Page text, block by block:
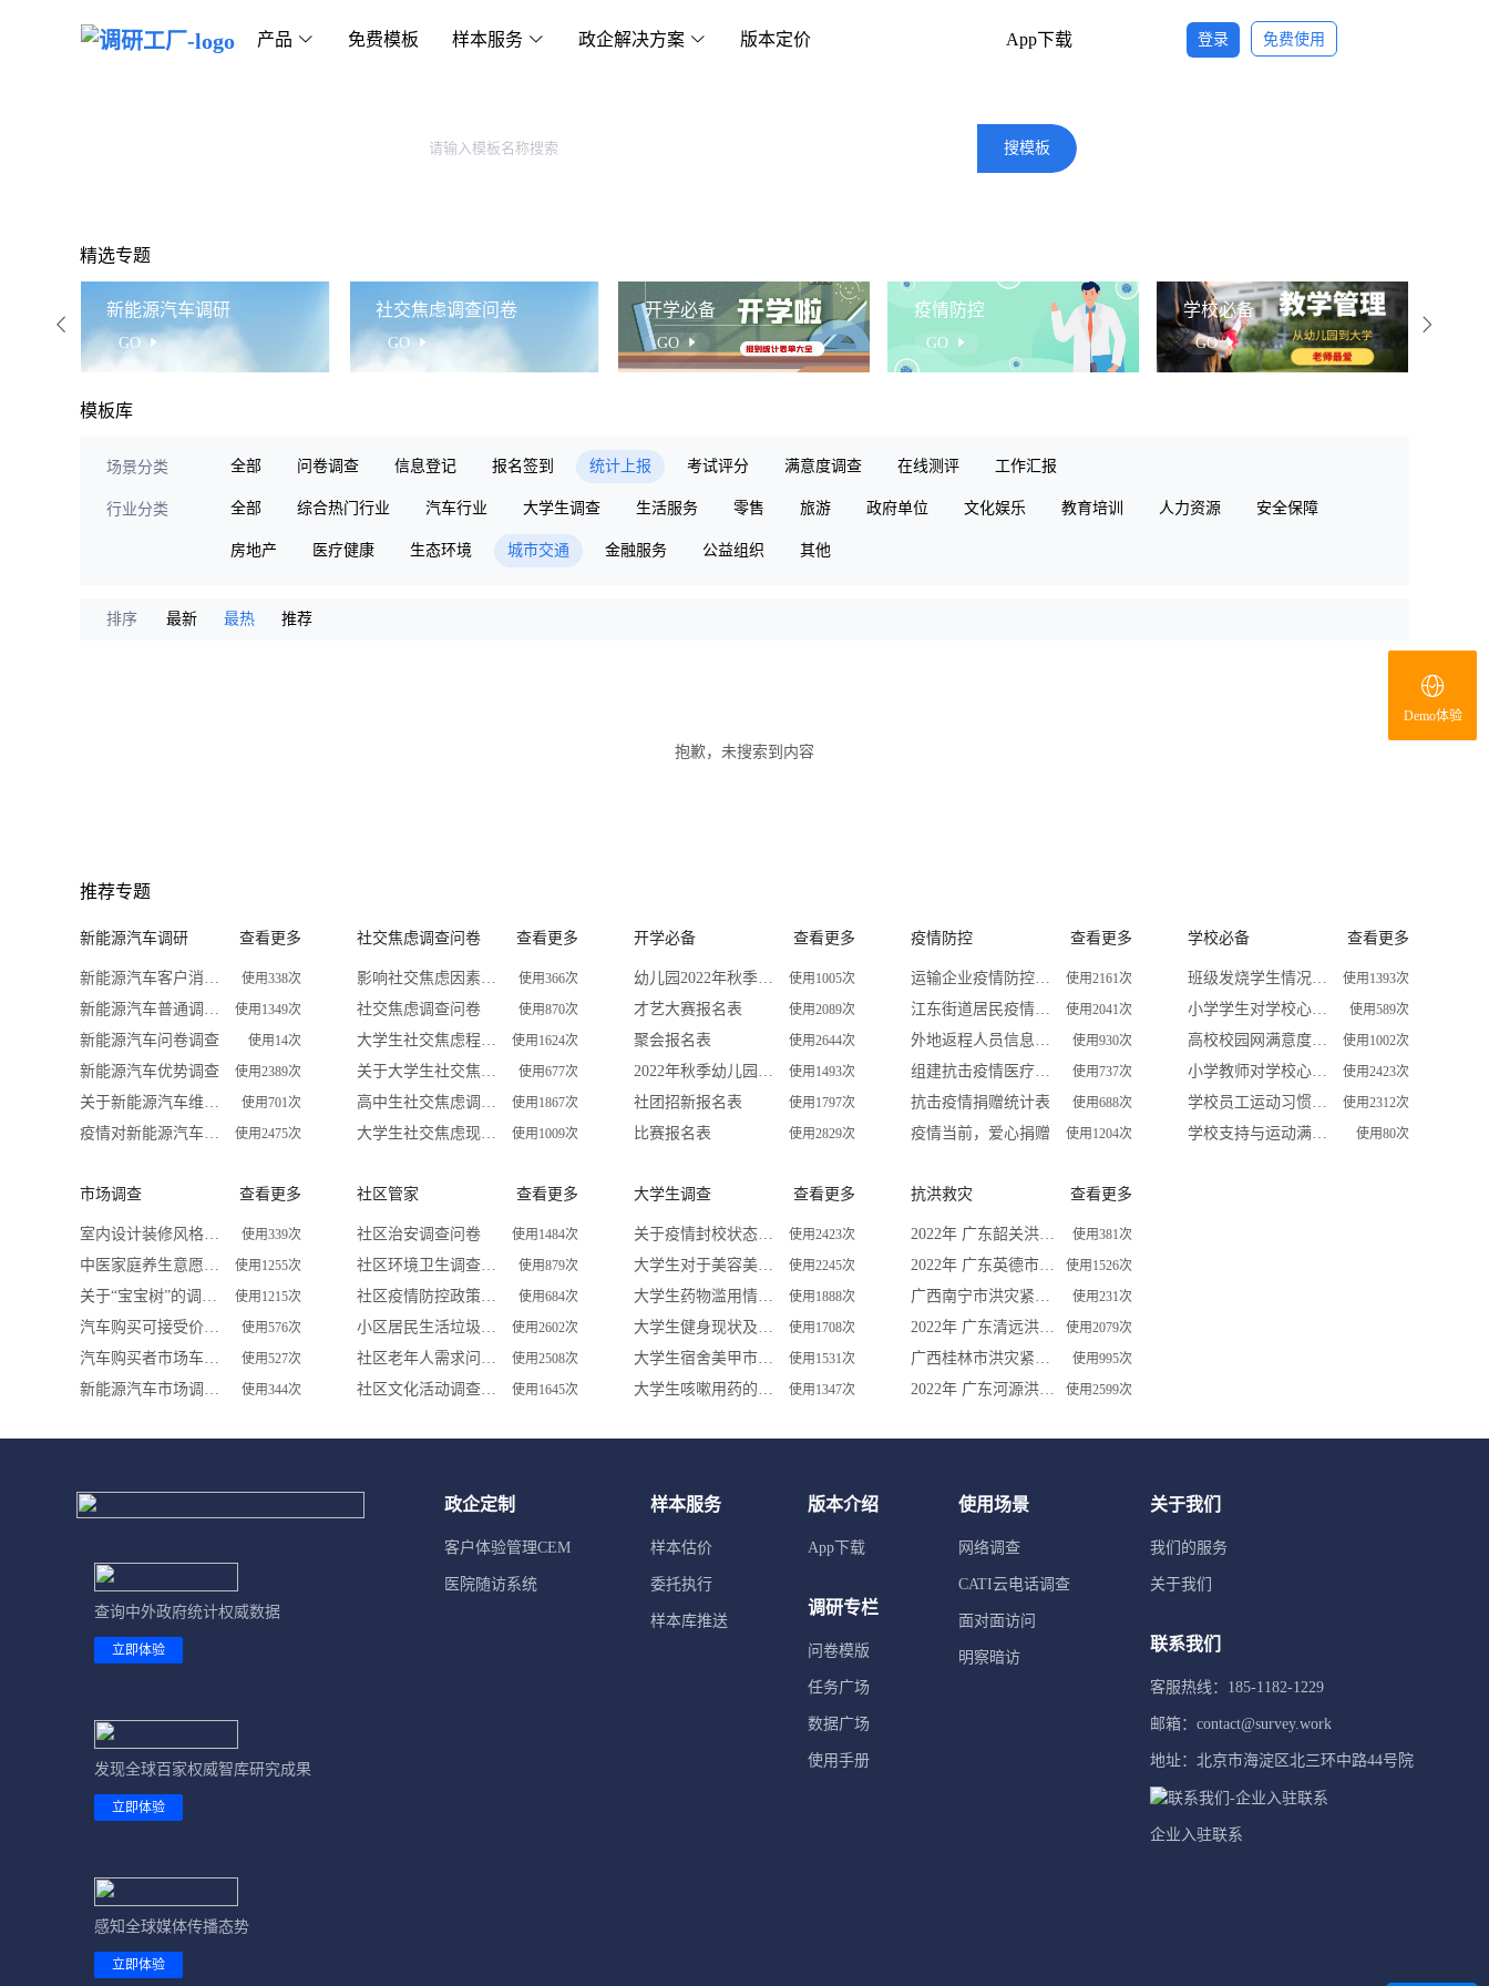
产品 免费模板 样本服务 政企解决方案 版本定价 App下载 登录 免费使用
搜模板
精选专题
新能源汽车调研
GO
社交焦虑调查问卷
GO
开学必备
GO
疫情防控
GO
学校必备
GO
模板库
场景分类 全部 问卷调查 信息登记 报名签到 统计上报 考试评分 满意度调查 在线测评 工作汇报
行业分类 全部 综合热门行业 汽车行业 大学生调查 生活服务 零售 旅游 政府单位 文化娱乐 教育培训 人力资源 安全保障
房地产 医疗健康 生态环境 城市交通 金融服务 公益组织 其他
排序 最新 最热 推荐
抱歉，未搜索到内容
推荐专题
新能源汽车调研 查看更多
新能源汽车客户消费偏好调查问卷 使用338次
新能源汽车普通调研问卷 使用1349次
新能源汽车问卷调查 使用14次
新能源汽车优势调查 使用2389次
关于新能源汽车维护站调查问卷 使用701次
疫情对新能源汽车及锂电行业影响调查问卷 使用2475次
社交焦虑调查问卷 查看更多
影响社交焦虑因素调查问卷 使用366次
社交焦虑调查问卷 使用870次
大学生社交焦虑程度调查问卷 使用1624次
关于大学生社交焦虑问卷调查 使用677次
高中生社交焦虑调查问卷 使用1867次
大学生社交焦虑现状和成因调查 使用1009次
开学必备 查看更多
幼儿园2022年秋季线上预报名登记表 使用1005次
才艺大赛报名表 使用2089次
聚会报名表 使用2644次
2022年秋季幼儿园招生预报名登记表 使用1493次
社团招新报名表 使用1797次
比赛报名表 使用2829次
疫情防控 查看更多
运输企业疫情防控排查 使用2161次
江东街道居民疫情防控信息登记表 使用2041次
外地返程人员信息统计表 使用930次
组建抗击疫情医疗救治预备队报名 使用737次
抗击疫情捐赠统计表 使用688次
疫情当前，爱心捐赠 使用1204次
学校必备 查看更多
班级发烧学生情况调查 使用1393次
小学学生对学校心理健康教育满意度调查表 使用589次
高校校园网满意度调查问卷 使用1002次
小学教师对学校心理健康教育满意度调查表 使用2423次
学校员工运动习惯调查 使用2312次
学校支持与运动满意度关系调查 使用80次
市场调查 查看更多
室内设计装修风格喜好调查 使用339次
中医家庭养生意愿问卷调查 使用1255次
关于“宝宝树”的调查问卷 使用1215次
汽车购买可接受价位调查问卷 使用576次
汽车购买者市场车型调查问卷 使用527次
新能源汽车市场调查问卷 使用344次
社区管家 查看更多
社区治安调查问卷 使用1484次
社区环境卫生调查问卷 使用879次
社区疫情防控政策措施及居民满意度调查 使用684次
小区居民生活垃圾分类问卷调查 使用2602次
社区老年人需求问卷调查 使用2508次
社区文化活动调查问卷 使用1645次
大学生调查 查看更多
关于疫情封校状态下大学生每周运动量的调查问卷 使用2423次
大学生对于美容美体的看法 使用2245次
大学生药物滥用情况调查问卷 使用1888次
大学生健身现状及影响因素的调查研究 使用1708次
大学生宿舍美甲市场调研 使用1531次
大学生咳嗽用药的调查 使用1347次
抗洪救灾 查看更多
2022年 广东韶关洪灾紧急求助信息登记表 使用381次
2022年 广东英德市洪灾紧急求助信息登记表 使用1526次
广西南宁市洪灾紧急求助信息登记表 使用231次
2022年 广东清远洪灾紧急求助信息登记表 使用2079次
广西桂林市洪灾紧急求助信息登记表 使用995次
2022年 广东河源洪灾紧急求助信息登记表 使用2599次
Demo体验
查询中外政府统计权威数据
立即体验
发现全球百家权威智库研究成果
立即体验
感知全球媒体传播态势
立即体验
政企定制
客户体验管理CEM
医院随访系统
样本服务
样本估价
委托执行
样本库推送
版本介绍
App下载
调研专栏
问卷模版
任务广场
数据广场
使用手册
使用场景
网络调查
CATI云电话调查
面对面访问
明察暗访
关于我们
我们的服务
关于我们
联系我们
客服热线：185-1182-1229
邮箱：contact@survey.work
地址：北京市海淀区北三环中路44号院
企业入驻联系